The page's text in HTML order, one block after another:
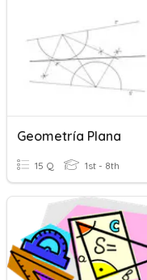
Geometría Plana
15 Q 1st - 8th